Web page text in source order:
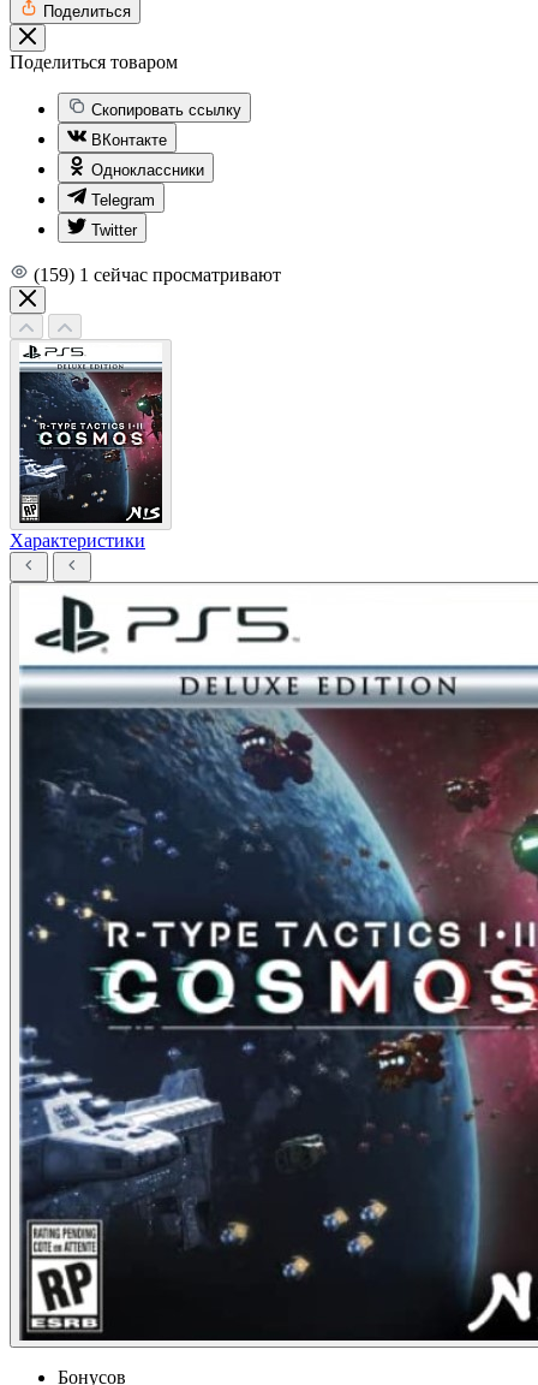
Поделиться
Поделиться товаром
Скопировать ссылку
ВКонтакте
Одноклассники
Telegram
Twitter
(159) 1 сейчас просматривают
Характеристики
Бонусов